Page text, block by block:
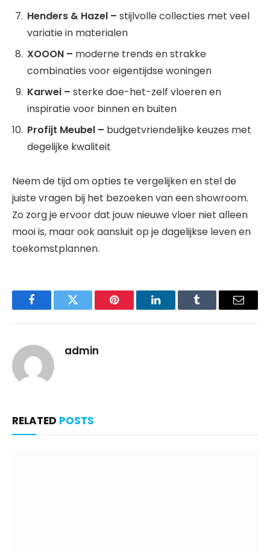
Henders & Hazel – stijlvolle collecties met veel
variatie in materialen
XOOON – moderne trends en strakke
combinaties voor eigentijdse woningen
Karwei – sterke doe-het-zelf vloeren en
inspiratie voor binnen en buiten
Profijt Meubel – budgetvriendelijke keuzes met
degelijke kwaliteit
Neem de tijd om opties te vergelijken en stel de
juiste vragen bij het bezoeken van een showroom.
Zo zorg je ervoor dat jouw nieuwe vloer niet alleen
mooi is, maar ook aansluit op je dagelijkse leven en
toekomstplannen.
FacebookTwitter Pinterest LinkedInTumblr Email
admin
RELATED POSTS